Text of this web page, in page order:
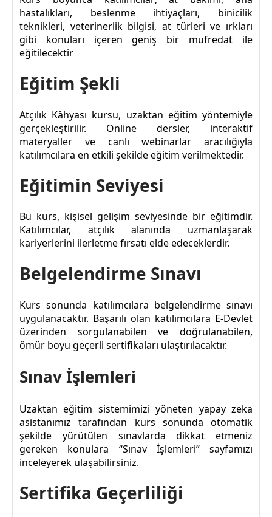
hastalıkları, beslenme ihtiyaçları, binicilik
teknikleri, veterinerlik bilgisi, at türleri ve ırkları
gibi konuları içeren geniş bir müfredat ile
eğitilecektir
Eğitim Şekli
Atçılık Kâhyası kursu, uzaktan eğitim yöntemiyle
gerçekleştirilir. Online dersler, interaktif
materyaller ve canlı webinarlar aracılığıyla
katılımcılara en etkili şekilde eğitim verilmektedir.
Eğitimin Seviyesi
Bu kurs, kişisel gelişim seviyesinde bir eğitimdir.
Katılımcılar, atçılık alanında uzmanlaşarak
kariyerlerini ilerletme fırsatı elde edeceklerdir.
Belgelendirme Sınavı
Kurs sonunda katılımcılara belgelendirme sınavı
uygulanacaktır. Başarılı olan katılımcılara E-Devlet
üzerinden sorgulanabilen ve doğrulanabilen,
ömür boyu geçerli sertifikaları ulaştırılacaktır.
Sınav İşlemleri
Uzaktan eğitim sistemimizi yöneten yapay zeka
asistanımız tarafından kurs sonunda otomatik
şekilde yürütülen sınavlarda dikkat etmeniz
gereken konulara “Sınav İşlemleri” sayfamızı
inceleyerek ulaşabilirsiniz.
Sertifika Geçerliliği